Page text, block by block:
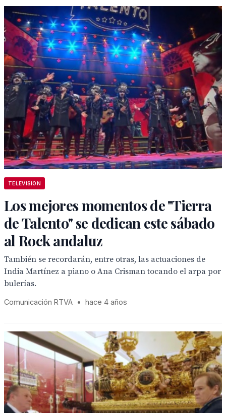
TELEVISION
Los mejores momentos de "Tierra
de Talento" se dedican este sábado
al Rock andaluz
También se recordarán, entre otras, las actuaciones de
India Martínez a piano o Ana Crisman tocando el arpa por
bulerías.
Comunicación RTVA • hace 4 años